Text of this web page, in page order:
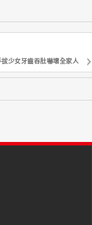
少女牙齒吞肚嚇壞全家人